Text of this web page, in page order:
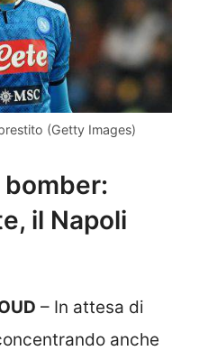
(Getty Images)
il Napoli
– In attesa di
anche